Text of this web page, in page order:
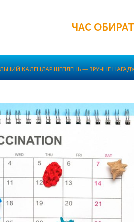
ЧАС
КАЛЕНДАР ЩЕПЛЕНЬ — ЗРУЧНЕ